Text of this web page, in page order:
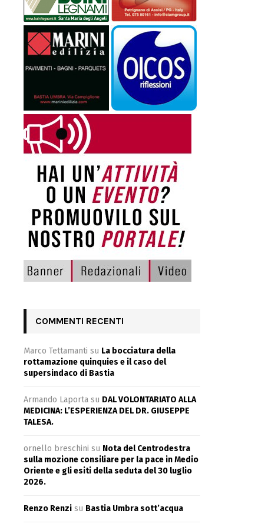
COMMENTI RECENTI
Marco Tettamanti su La bocciatura della
rottamazione quinquies e il caso del
supersindaco di Bastia
Armando Laporta su DAL VOLONTARIATO ALLA
MEDICINA: L’ESPERIENZA DEL DR. GIUSEPPE
TALESA.
ornello breschini su Nota del Centrodestra
sulla mozione consiliare per la pace in Medio
Oriente e gli esiti della seduta del 30 luglio
2026.
Renzo Renzi su Bastia Umbra sott’acqua